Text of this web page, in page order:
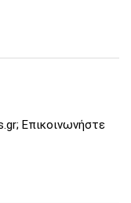
Επικοινωνήστε